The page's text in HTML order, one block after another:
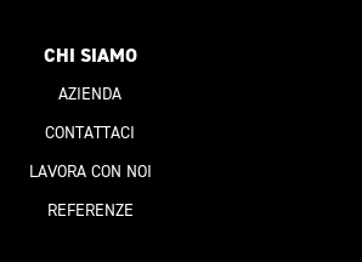
CHI SIAMO
AZIENDA
CONTATTACI
LAVORA CON NOI
REFERENZE